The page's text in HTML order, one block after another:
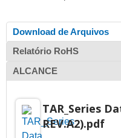
Download de Arquivos
Relatório RoHS
ALCANCE
TAR_Series
REV.A2).pdf